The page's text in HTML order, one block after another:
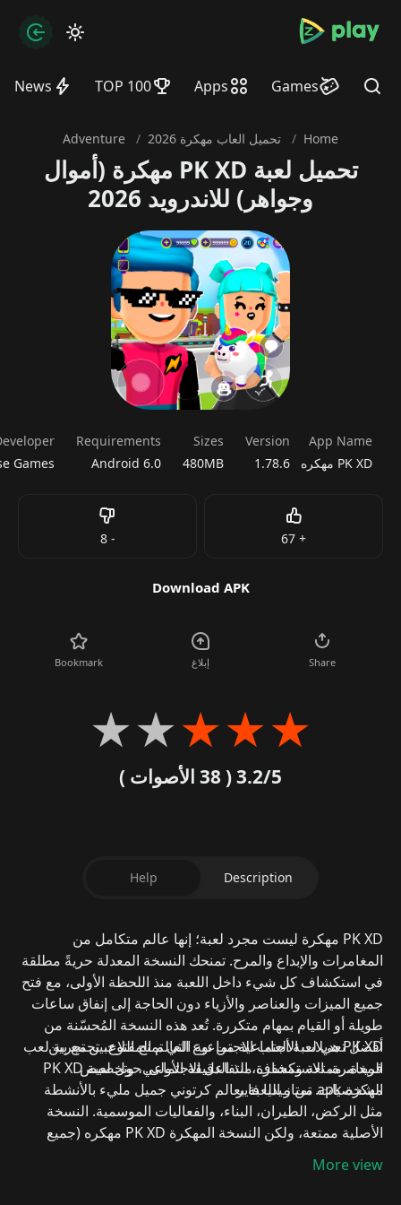
bramjpure.com
Games
Apps
TOP 100
News Find
Home
/ تحميل العاب مهكرة 2026 /
Adventure
تحميل لعبة PK XD مهكرة (أموال
وجواهر) للاندرويد 2026
App Name
PK XD مهكره
Version
1.78.6
Sizes
480MB
Requirements
Android 6.0
+
67
Like
-
8
Dislike
Download APK
Share إبلاغ Bookmark
★
★
★
★
★
3.2/5( 38 الأصوات )
Description
Help
PK XD مهكرة ليست مجرد لعبة؛ إنها
عالم متكامل من
المغامرات والإبداع والمرح. تمنحك النسخة المعدلة حريةً مطلقة
في استكشاف كل شيء داخل اللعبة منذ اللحظة الأولى، مع فتح
جميع الميزات والعناصر والأزياء دون الحاجة إلى إنفاق ساعات
طويلة أو القيام بمهام متكررة.تُعد هذه النسخة المُحسّنة من
أفضل تعديلات الألعاب الاجتماعيةالتي تمنح اللاعبين تجربة لعب
فريدة، ممتعة ومحفزة منذ الدقيقة الأولى.
حول لعبة PK XD
مهكرة apk
من ميديا فاير
PK XD هي لعبة اجتماعية من نوع العالم المفتوح، تجمع بين
المغامرة، الاستكشاف، التفاعل الاجتماعي، وتخصيص
الشخصيات. تمتاز اللعبة بعالم كرتوني جميل مليء بالأنشطة
مثل الركض، الطيران، البناء، والفعاليات الموسمية. النسخة
الأصلية ممتعة، ولكن النسخة المهكرة
PK XD مهكره (جميع
جواهر غير محدودة
More view